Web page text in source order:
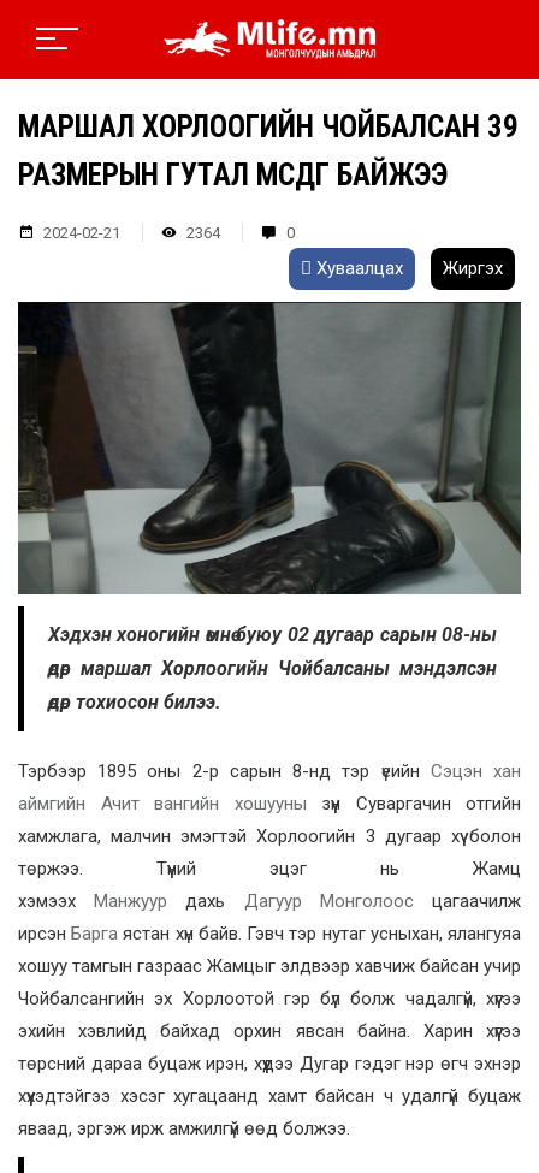
МАРШАЛ ХОРЛООГИЙН ЧОЙБАЛСАН 39
РАЗМЕРЫН ГУТАЛ ӨМСДӨГ БАЙЖЭЭ
2024-02-21 2364 0
Хуваалцах Жиргэх
Хэдхэн хоногийн өмнө буюу 02 дугаар сарын 08-ны
өдөр маршал Хорлоогийн Чойбалсаны мэндэлсэн
өдөр тохиосон билээ.
Тэрбээр 1895 оны 2-р сарын 8-нд тэр үеийн Сэцэн хан
аймгийн
Ачит вангийн хошууны зүүн Суваргачин отгийн
хамжлага, малчин эмэгтэй Хорлоогийн 3 дугаар хүү болон
төржээ. Түүний эцэг нь Жамц
хэмээхМанжуур дахь Дагуур Монголоос цагаачилж
ирсэнБарга ястан хүн байв. Гэвч тэр нутаг усныхан, ялангуяа
хошуу тамгын газраас Жамцыг элдвээр хавчиж байсан учир
Чойбалсангийн эх Хорлоотой гэр бүл болж чадалгүй, хүүгээ
эхийн хэвлийд байхад орхин явсан байна. Харин хүүгээ
төрсний дараа буцаж ирэн, хүүдээ Дугар гэдэг нэр өгч эхнэр
хүүхэдтэйгээ хэсэг хугацаанд хамт байсан ч удалгүй буцаж
яваад, эргэж ирж амжилгүй өөд болжээ.